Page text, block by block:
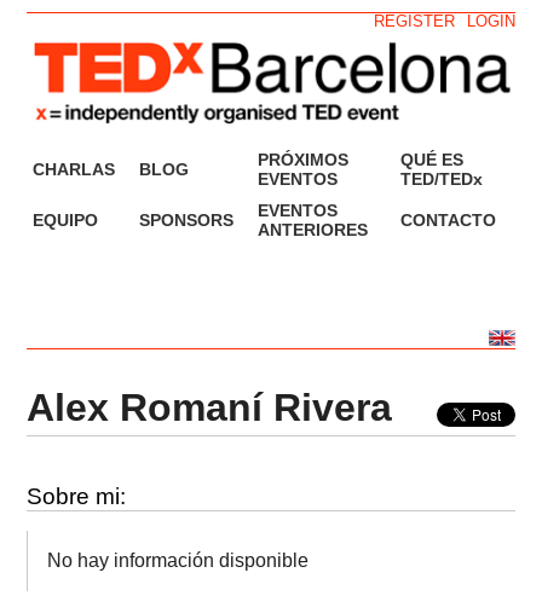
LOGIN
REGISTER
CHARLAS BLOG
PRÓXIMOS
EVENTOS
QUÉ ES
TED/TEDx
EQUIPO SPONSORS
EVENTOS
ANTERIORES
CONTACTO
Alex Romaní Rivera
Sobre mi:
No hay información disponible